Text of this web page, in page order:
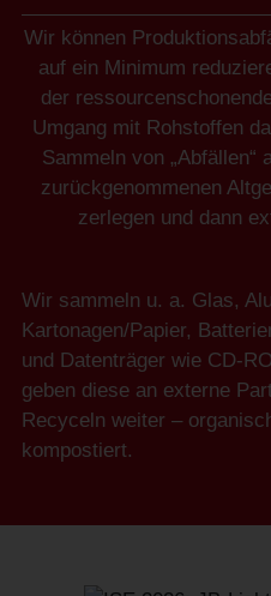
Wir können
auf ein Minimum
der
Umgang mit Rohstoffen
Sammeln von „Abfällen“
zurückgenommenen
zerlegen und dann
Wir sammeln u. a. Glas,
Kartonagen/Papier,
und Datenträger wie CD-
geben diese an externe
Recyceln weiter –
kompostiert.